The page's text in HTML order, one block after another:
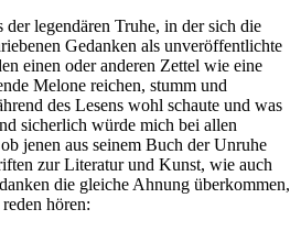
legendären Truhe, in der sich die
Gedanken als unveröffentlichte
einen oder anderen Zettel wie eine
Melone reichen, stumm und
des Lesens wohl schaute und was
sicherlich würde mich bei allen
jenen aus seinem Buch der Unruhe
zur Literatur und Kunst, wie auch
die gleiche Ahnung überkommen,
hören: